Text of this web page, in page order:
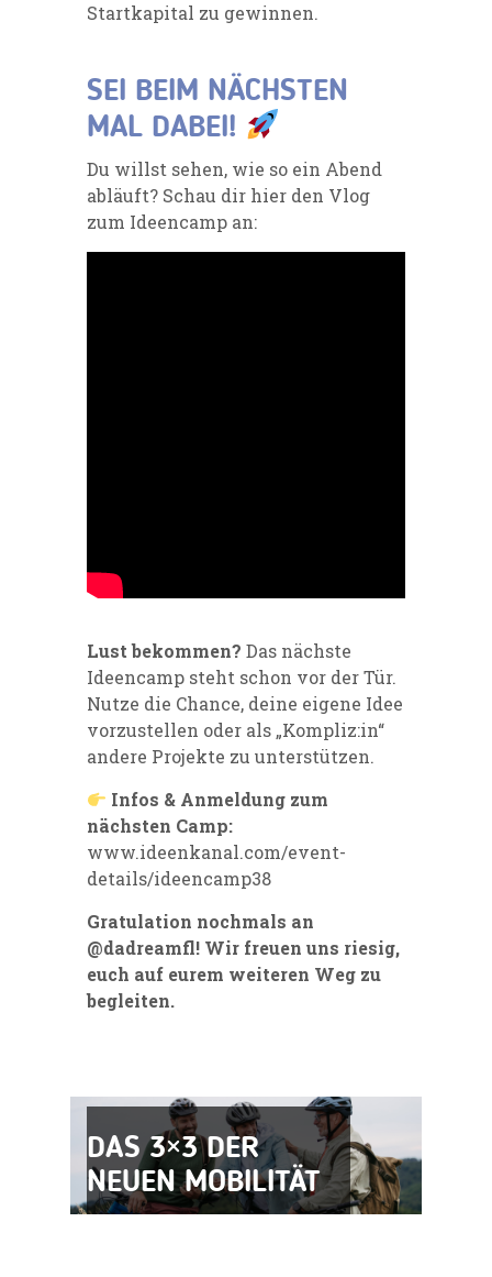
Startkapital zu gewinnen.
SEI BEIM NÄCHSTEN
MAL DABEI!
Du willst sehen, wie so ein Abend
abläuft? Schau dir hier den Vlog
zum Ideencamp an:
Lust bekommen? Das nächste
Ideencamp steht schon vor der Tür.
Nutze die Chance, deine eigene Idee
vorzustellen oder als „Kompliz:in“
andere Projekte zu unterstützen.
Infos & Anmeldung zum
nächsten Camp:
www.ideenkanal.com/event-
details/ideencamp38
Gratulation nochmals an
@dadreamfl! Wir freuen uns riesig,
euch auf eurem weiteren Weg zu
begleiten.
DAS 3×3 DER
NEUEN MOBILITÄT